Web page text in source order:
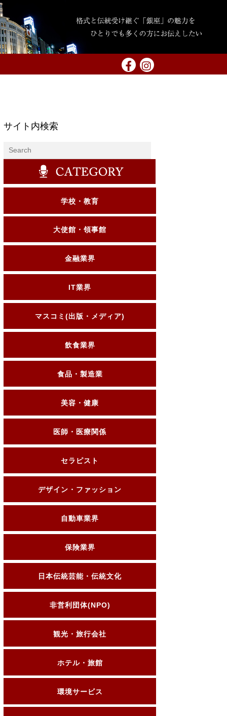
サイト内検索
学校・教育
大使館・領事館
金融業界
IT業界
マスコミ(出版・メディア)
飲食業界
食品・製造業
美容・健康
医師・医療関係
セラピスト
デザイン・ファッション
自動車業界
保険業界
日本伝統芸能・伝統文化
非営利団体(NPO)
観光・旅行会社
ホテル・旅館
環境サービス